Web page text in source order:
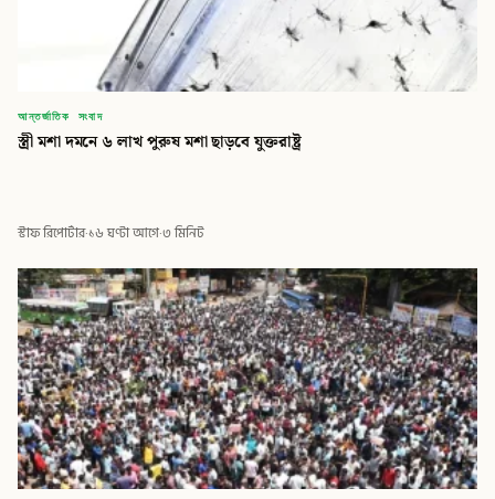
আন্তর্জাতিক সংবাদ
স্ত্রী মশা দমনে ৬ লাখ পুরুষ মশা ছাড়বে যুক্তরাষ্ট্র
স্টাফ রিপোর্টার·১৬ ঘণ্টা আগে·৩ মিনিট